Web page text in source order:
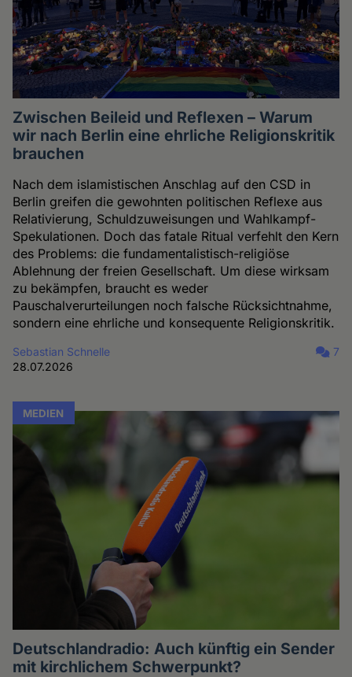
Zwischen Beileid und Reflexen – Warum
wir nach Berlin eine ehrliche Religionskritik
brauchen
Nach dem islamistischen Anschlag auf den CSD in
Berlin greifen die gewohnten politischen Reflexe aus
Relativierung, Schuldzuweisungen und Wahlkampf-
Spekulationen. Doch das fatale Ritual verfehlt den Kern
des Problems: die fundamentalistisch-religiöse
Ablehnung der freien Gesellschaft. Um diese wirksam
zu bekämpfen, braucht es weder
Pauschalverurteilungen noch falsche Rücksichtnahme,
sondern eine ehrliche und konsequente Religionskritik.
Sebastian Schnelle
28.07.2026
7
MEDIEN
Deutschlandradio: Auch künftig ein Sender
mit kirchlichem Schwerpunkt?